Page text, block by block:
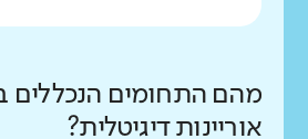
מהם התחומים הנכללים
אוריינות דיגיטלית?